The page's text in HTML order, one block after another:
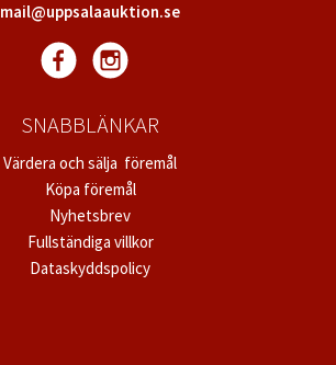
mail@uppsalaauktion.se
SNABBLÄNKAR
Värdera och sälja föremål
Köpa föremål
Nyhetsbrev
Fullständiga villkor
Dataskyddspolicy